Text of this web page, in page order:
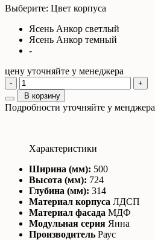
Выберите: Цвет корпуса
Ясень Анкор светлый
Ясень Анкор темный
-
цену уточняйте у менеджера
-
+
В корзину
Подробности уточняйте у менджера
Характеристики
Ширина (мм): 500
Высота (мм): 724
Глубина (мм): 314
Материал корпуса ЛДСП
Материал фасада МДФ
Модульная серия Янна
Производитель Раус